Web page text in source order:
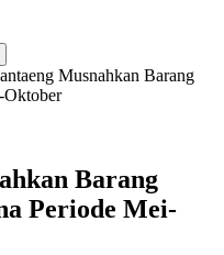
Musnahkan Barang
Oktober
Barang
Periode Mei-